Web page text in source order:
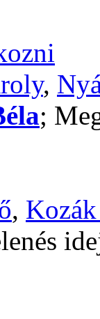
,
;
,